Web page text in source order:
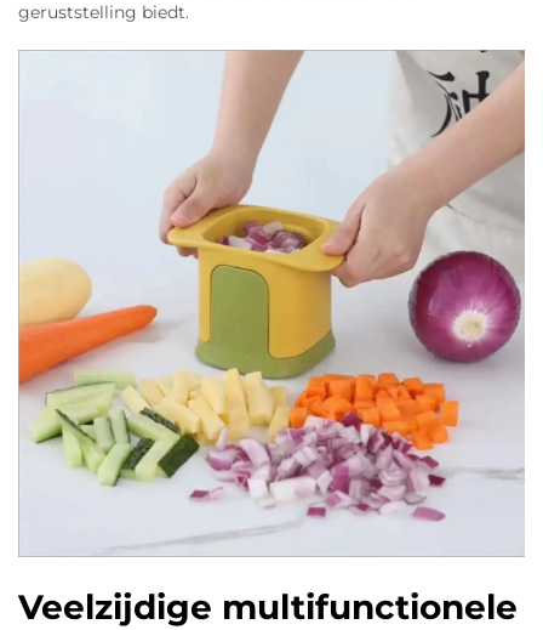
geruststelling biedt.
Veelzijdige multifunctionele